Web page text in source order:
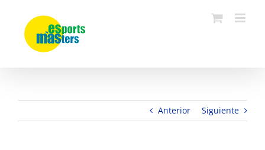
contenido
Anterior Siguiente